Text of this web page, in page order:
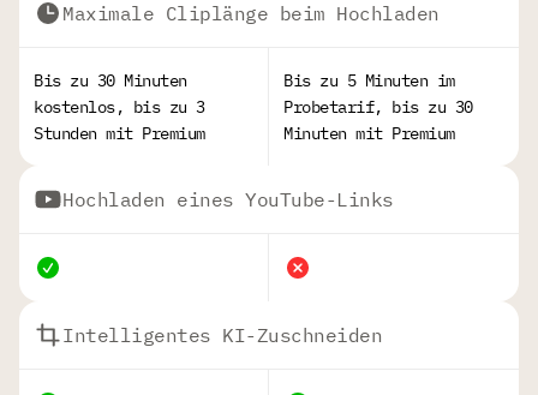
Maximale Cliplänge beim Hochladen
Bis zu 30 Minuten
kostenlos, bis zu 3
Stunden mit Premium
Bis zu 5 Minuten im
Probetarif, bis zu 30
Minuten mit Premium
Hochladen eines YouTube-Links
Intelligentes KI-Zuschneiden